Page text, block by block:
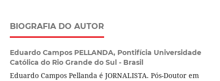
BIOGRAFIA DO AUTOR
Eduardo Campos PELLANDA, Pontifícia Universidade
Católica do Rio Grande do Sul - Brasil
Eduardo Campos Pellanda é JORNALISTA. Pós-Doutor em